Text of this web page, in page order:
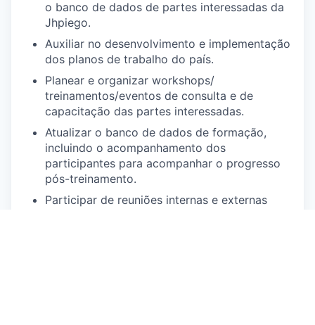
o banco de dados de partes interessadas da
Jhpiego.
Auxiliar no desenvolvimento e implementação
dos planos de trabalho do país.
Planear e organizar workshops/
treinamentos/eventos de consulta e de
capacitação das partes interessadas.
Atualizar o banco de dados de formação,
incluindo o acompanhamento dos
participantes para acompanhar o progresso
pós-treinamento.
Participar de reuniões internas e externas